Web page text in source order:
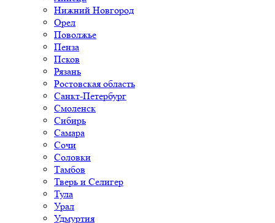
Нижний Новгород
Орел
Поволжье
Пенза
Псков
Рязань
Ростовская область
Санкт-Петербург
Смоленск
Сибирь
Самара
Сочи
Соловки
Тамбов
Тверь и Селигер
Тула
Урал
Удмуртия